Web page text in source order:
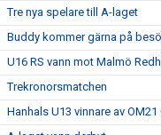
Tre nya spelare till A-laget
Buddy kommer gärna på
U16 RS vann mot Malmö
Trekronorsmatchen
Hanhals U13 vinnare av OM21